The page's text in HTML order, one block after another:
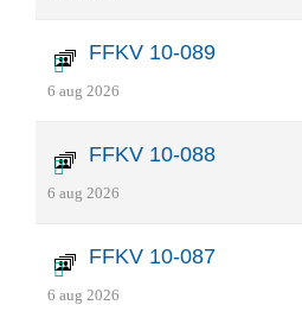
FFKV 10-089
6 aug 2026
FFKV 10-088
6 aug 2026
FFKV 10-087
6 aug 2026